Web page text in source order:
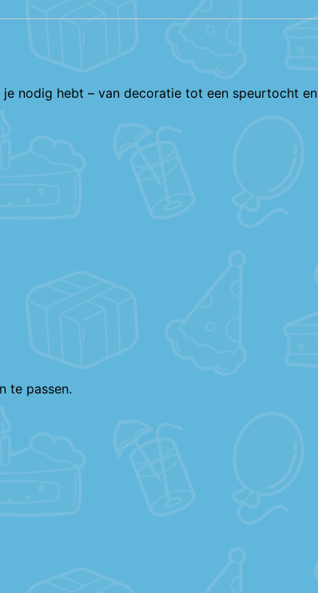
nodig hebt – van decoratie tot een speurtocht en
te passen.